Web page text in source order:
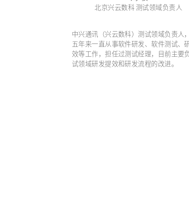
北京兴云数科 测试领域负责人
中兴通讯（兴云数科）测试领域负责人
五年来一直从事软件研发、软件测试、
效等工作，担任过测试经理，目前主要
试领域研发提效和研发流程的改进。